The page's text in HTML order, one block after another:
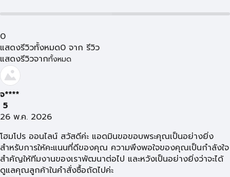
0
แสดงรีวิวทั้งหมด0 จาก รีวิว
แสดงรีวิวจากทั้งหมด
จ****
5
26 พ.ค. 2026
โฮมโปร ออนไลน์ สวัสดีค่ะ แอดมินขอขอบพระคุณเป็นอย่างยิ่ง
สำหรับการให้คะแนนที่ดีของคุณ ความพึงพอใจของคุณเป็นกำลังใจ
สำคัญให้ทีมงานของเราพัฒนาต่อไป และหวังเป็นอย่างยิ่งว่าจะได้
ดูแลคุณลูกค้าในคำสั่งซื้อถัดไปค่ะ